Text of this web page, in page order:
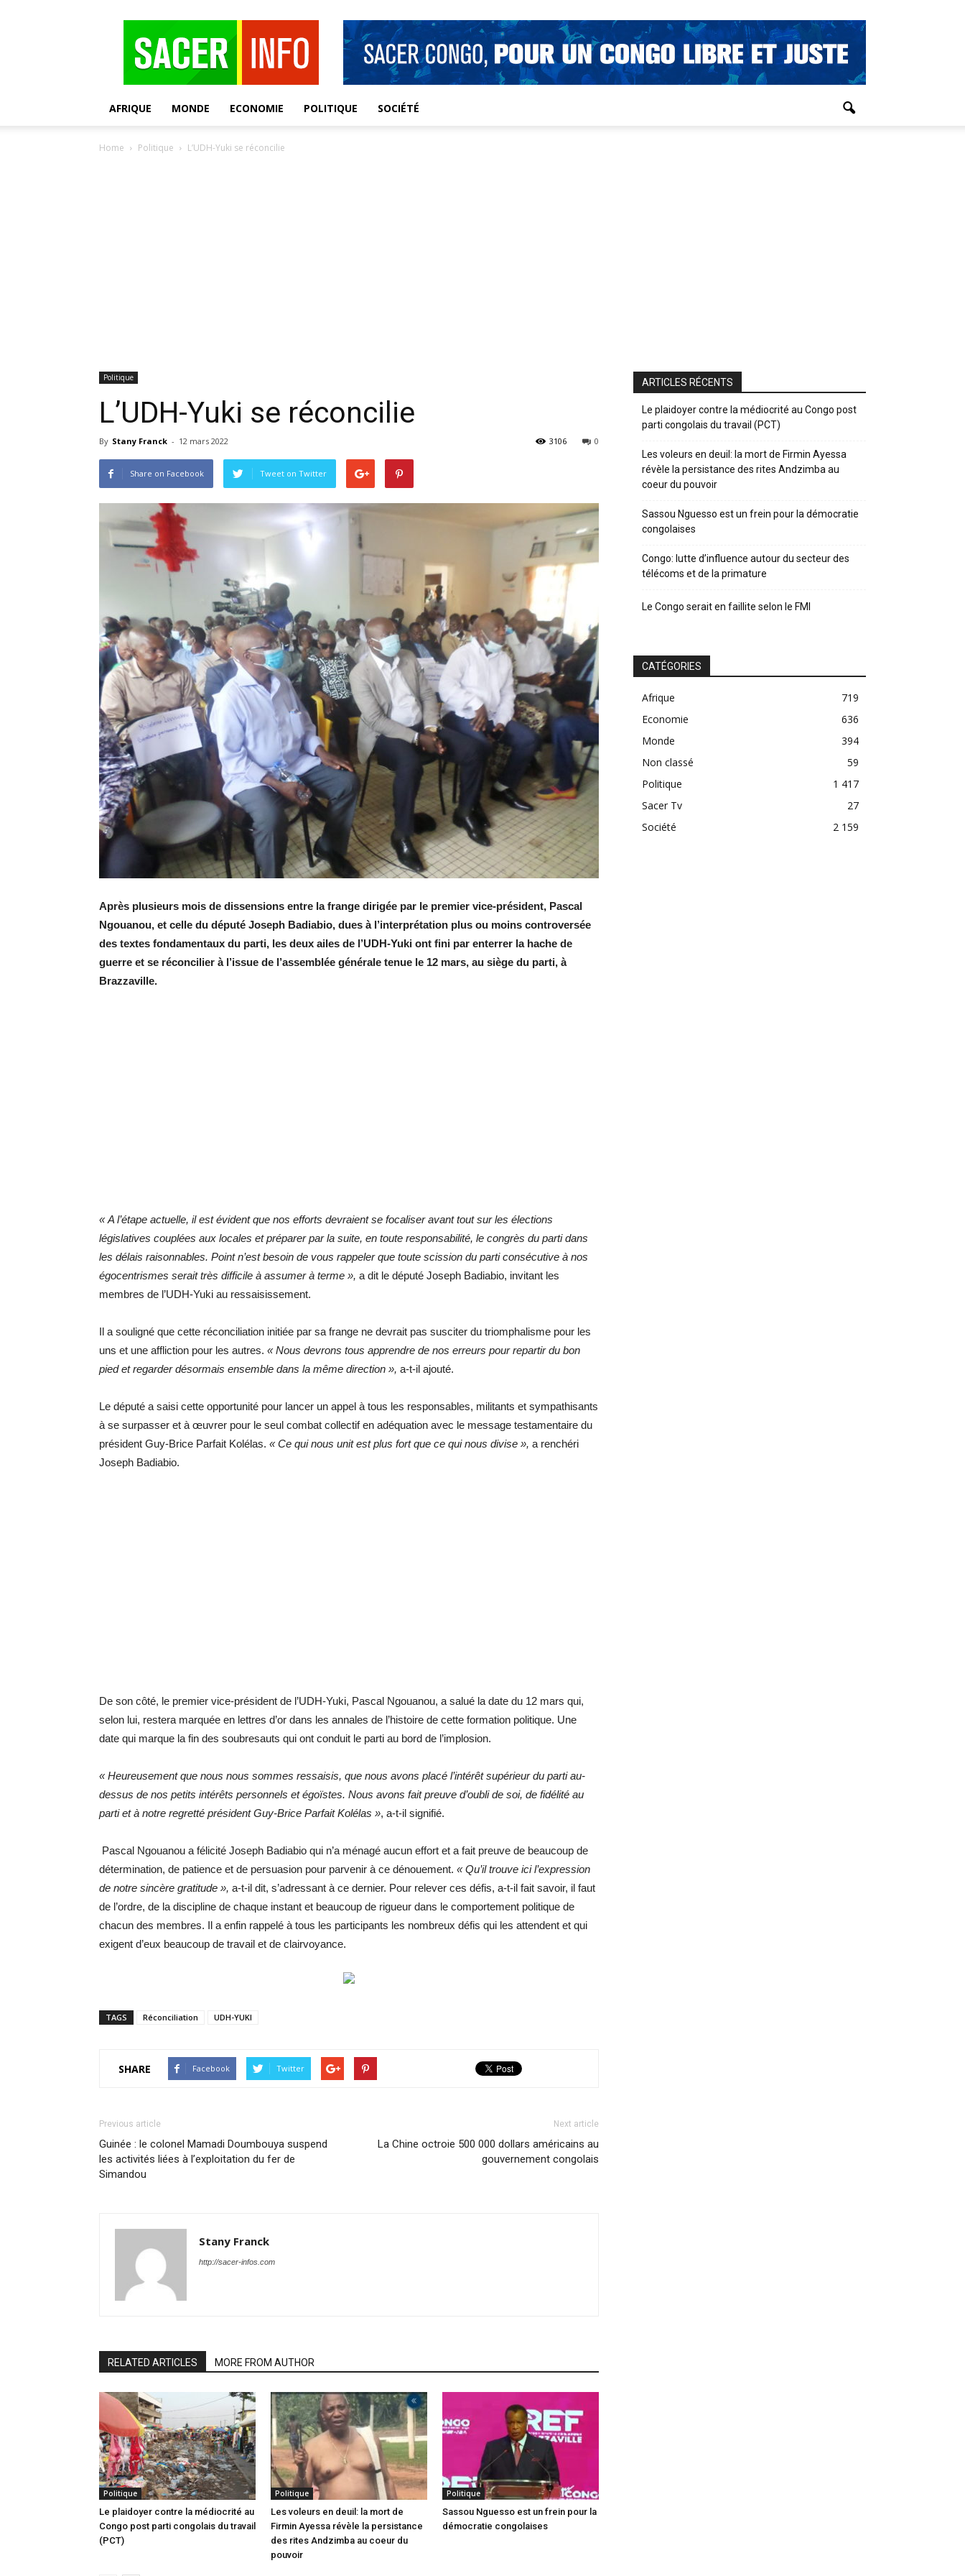
AFRIQUE MONDE ECONOMIE POLITIQUE SOCIÉTÉ
Home Politique L’UDH-Yuki se réconcilie
Politique
L’UDH-Yuki se réconcilie
By Stany Franck - 12 mars 2022 0
3106
Share on Facebook Tweet on Twitter
Après plusieurs mois de dissensions entre la frange dirigée par le premier vice-président, Pascal
Ngouanou, et celle du député Joseph Badiabio, dues à l’interprétation plus ou moins controversée
des textes fondamentaux du parti, les deux ailes de l’UDH-Yuki ont fini par enterrer la hache de
guerre et se réconcilier à l’issue de l’assemblée générale tenue le 12 mars, au siège du parti, à
Brazzaville.
« A l’étape actuelle, il est évident que nos efforts devraient se focaliser avant tout sur les élections
législatives couplées aux locales et préparer par la suite, en toute responsabilité, le congrès du parti dans
les délais raisonnables. Point n’est besoin de vous rappeler que toute scission du parti consécutive à nos
égocentrismes serait très difficile à assumer à terme », a dit le député Joseph Badiabio, invitant les
membres de l’UDH-Yuki au ressaisissement.
Il a souligné que cette réconciliation initiée par sa frange ne devrait pas susciter du triomphalisme pour les
uns et une affliction pour les autres. « Nous devrons tous apprendre de nos erreurs pour repartir du bon
pied et regarder désormais ensemble dans la même direction », a-t-il ajouté.
Le député a saisi cette opportunité pour lancer un appel à tous les responsables, militants et sympathisants
à se surpasser et à œuvrer pour le seul combat collectif en adéquation avec le message testamentaire du
président Guy-Brice Parfait Kolélas. « Ce qui nous unit est plus fort que ce qui nous divise », a renchéri
Joseph Badiabio.
De son côté, le premier vice-président de l’UDH-Yuki, Pascal Ngouanou, a salué la date du 12 mars qui,
selon lui, restera marquée en lettres d’or dans les annales de l’histoire de cette formation politique. Une
date qui marque la fin des soubresauts qui ont conduit le parti au bord de l’implosion.
« Heureusement que nous nous sommes ressaisis, que nous avons placé l’intérêt supérieur du parti au-
dessus de nos petits intérêts personnels et égoïstes. Nous avons fait preuve d’oubli de soi, de fidélité au
parti et à notre regretté président Guy-Brice Parfait Kolélas », a-t-il signifié.
Pascal Ngouanou a félicité Joseph Badiabio qui n’a ménagé aucun effort et a fait preuve de beaucoup de
détermination, de patience et de persuasion pour parvenir à ce dénouement. « Qu’il trouve ici l’expression
de notre sincère gratitude », a-t-il dit, s’adressant à ce dernier. Pour relever ces défis, a-t-il fait savoir, il faut
de l’ordre, de la discipline de chaque instant et beaucoup de rigueur dans le comportement politique de
chacun des membres. Il a enfin rappelé à tous les participants les nombreux défis qui les attendent et qui
exigent d’eux beaucoup de travail et de clairvoyance.
TAGS Réconciliation UDH-YUKI
SHARE Facebook Twitter
Previous article
Guinée : le colonel Mamadi Doumbouya suspend
les activités liées à l’exploitation du fer de
Simandou
Next article
La Chine octroie 500 000 dollars américains au
gouvernement congolais
Stany Franck
http://sacer-infos.com
RELATED ARTICLES MORE FROM AUTHOR
Politique
Le plaidoyer contre la médiocrité au
Congo post parti congolais du travail
(PCT)
Politique
Les voleurs en deuil: la mort de
Firmin Ayessa révèle la persistance
des rites Andzimba au coeur du
pouvoir
Politique
Sassou Nguesso est un frein pour la
démocratie congolaises
ARTICLES RÉCENTS
Le plaidoyer contre la médiocrité au Congo post
parti congolais du travail (PCT)
Les voleurs en deuil: la mort de Firmin Ayessa
révèle la persistance des rites Andzimba au
coeur du pouvoir
Sassou Nguesso est un frein pour la démocratie
congolaises
Congo: lutte d’influence autour du secteur des
télécoms et de la primature
Le Congo serait en faillite selon le FMI
CATÉGORIES
Afrique
719
Economie
636
Monde
394
Non classé
59
Politique
1 417
Sacer Tv
27
Société
2 159